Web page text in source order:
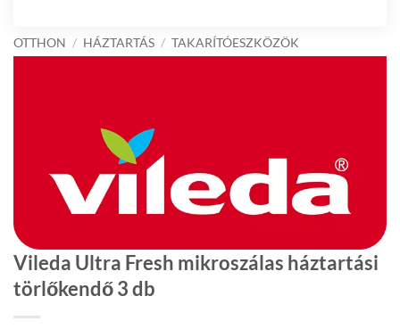
OTTHON / HÁZTARTÁS / TAKARÍTÓESZKÖZÖK
Vileda Ultra Fresh mikroszálas háztartási
törlőkendő 3 db